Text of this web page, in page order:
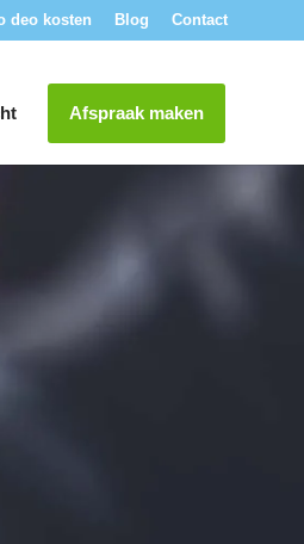
deo kosten Blog Contact
Afspraak maken